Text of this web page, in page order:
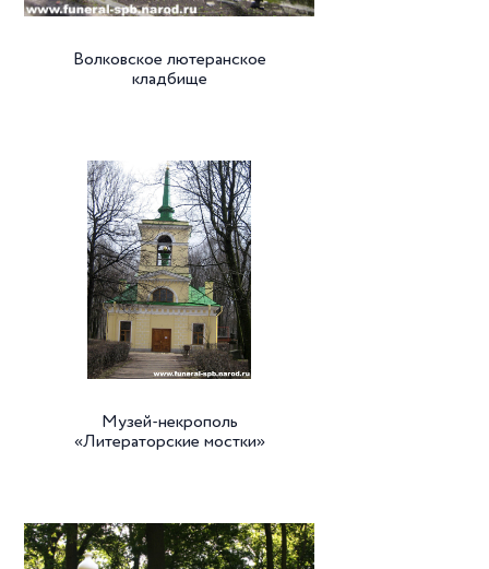
Волковское лютеранское
кладбище
Музей-некрополь
«Литераторские мостки»